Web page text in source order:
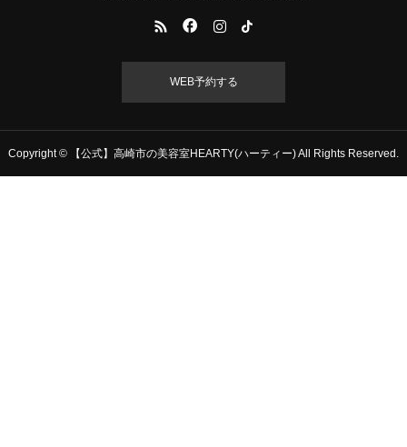
WEB予約する
Copyright © 【公式】高崎市の美容室HEARTY(ハーティー) All Rights Reserved.